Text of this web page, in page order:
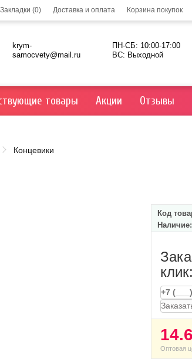
Закладки (0) Доставка и оплата Корзина покупок
krym-
samocvety@mail.ru
ПН-СБ: 10:00-17:00
ВС: Выходной
товары Акции Отзывы
Концевики
Код
Наличие:
клик:
Оптовая